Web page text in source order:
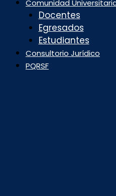
Comunidad
Docentes
Egresados
Estudiantes
Consultorio Jurídico
PQRSF